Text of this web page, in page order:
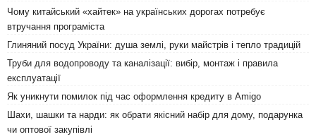
Чому китайський «хайтек» на українських дорогах потребує
втручання програміста
Глиняний посуд України: душа землі, руки майстрів і тепло традицій
Труби для водопроводу та каналізації: вибір, монтаж і правила
експлуатації
Як уникнути помилок під час оформлення кредиту в Amigo
Шахи, шашки та нарди: як обрати якісний набір для дому, подарунка
чи оптової закупівлі